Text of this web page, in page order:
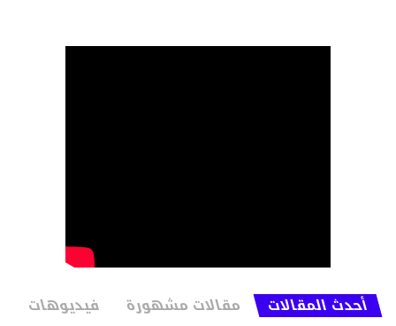
أحدث المقالات مقالات مشهورة فيديوهات